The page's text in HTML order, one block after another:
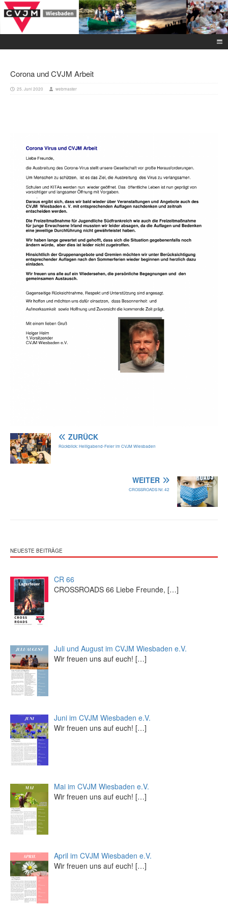
Corona und CVJM Arbeit
25. Juni 2020 webmaster
ZURÜCK
Rückblick: Heiligabend-Feier im CVJM Wiesbaden
WEITER
CROSSROADS Nr. 42
NEUESTE BEITRÄGE
CR 66
CROSSROADS 66 Liebe Freunde, […]
Juli und August im CVJM Wiesbaden e.V.
Wir freuen uns auf euch! […]
Juni im CVJM Wiesbaden e.V.
Wir freuen uns auf euch! […]
Mai im CVJM Wiesbaden e.V.
Wir freuen uns auf euch! […]
April im CVJM Wiesbaden e.V.
Wir freuen uns auf euch! […]